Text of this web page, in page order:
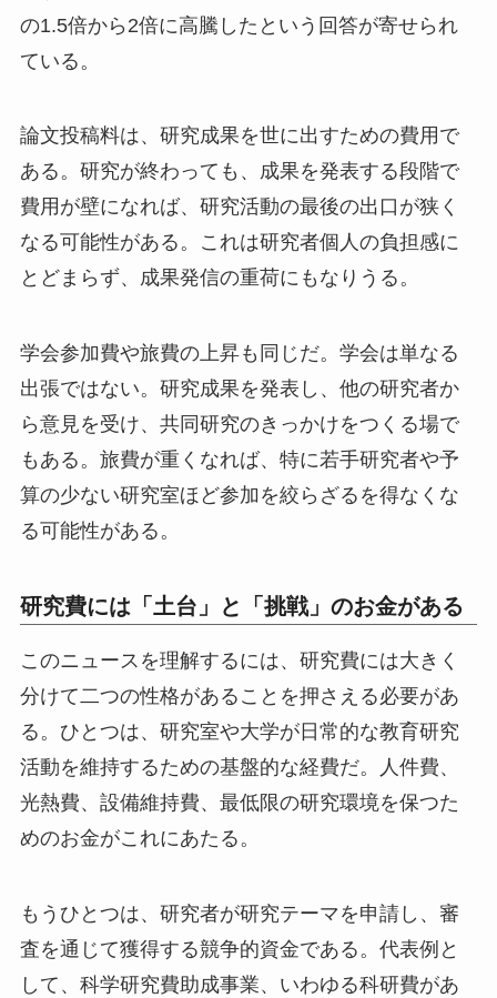
の1.5倍から2倍に高騰したという回答が寄せられ
ている。
論文投稿料は、研究成果を世に出すための費用で
ある。研究が終わっても、成果を発表する段階で
費用が壁になれば、研究活動の最後の出口が狭く
なる可能性がある。これは研究者個人の負担感に
とどまらず、成果発信の重荷にもなりうる。
学会参加費や旅費の上昇も同じだ。学会は単なる
出張ではない。研究成果を発表し、他の研究者か
ら意見を受け、共同研究のきっかけをつくる場で
もある。旅費が重くなれば、特に若手研究者や予
算の少ない研究室ほど参加を絞らざるを得なくな
る可能性がある。
研究費には「土台」と「挑戦」のお金がある
このニュースを理解するには、研究費には大きく
分けて二つの性格があることを押さえる必要があ
る。ひとつは、研究室や大学が日常的な教育研究
活動を維持するための基盤的な経費だ。人件費、
光熱費、設備維持費、最低限の研究環境を保つた
めのお金がこれにあたる。
もうひとつは、研究者が研究テーマを申請し、審
査を通じて獲得する競争的資金である。代表例と
して、科学研究費助成事業、いわゆる科研費があ